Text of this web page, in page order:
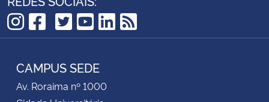
Instagram
Facebook
TikTok
Twitter
YouTube
LinkedIn
RSS
CAMPUS SEDE
Av. Roraima nº 1000